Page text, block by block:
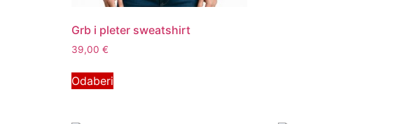
Grb i pleter sweatshirt
39,00 €
Odaberi